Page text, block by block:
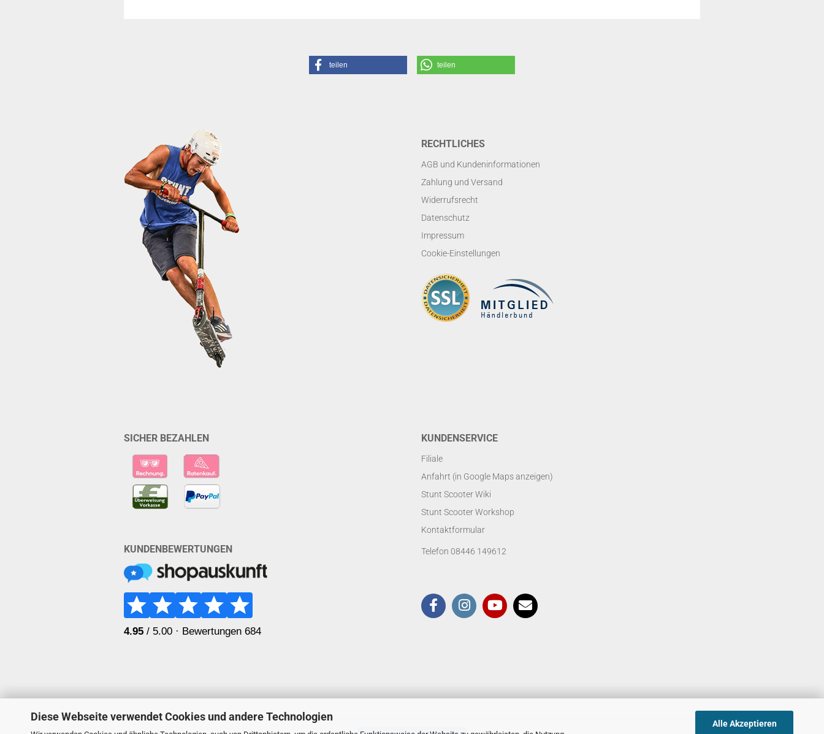
Diese Webseite verwendet Cookies und andere Technologien
Alle Akzeptieren
teilen teilen
RECHTLICHES
AGB und Kundeninformationen
Zahlung und Versand
Widerrufsrecht
Datenschutz
Impressum
Cookie-Einstellungen
SICHER BEZAHLEN
KUNDENBEWERTUNGEN
KUNDENSERVICE
Filiale
Anfahrt (in Google Maps anzeigen)
Stunt Scooter Wiki
Stunt Scooter Workshop
Kontaktformular
Telefon 08446 149612